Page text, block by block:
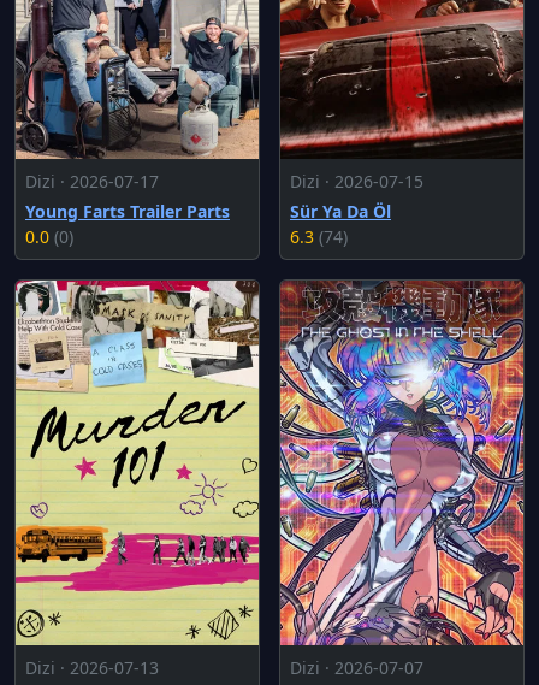
Dizi · 2026-07-17
Young Farts Trailer Parts
0.0 (0)
Dizi · 2026-07-15
Sür Ya Da Öl
6.3 (74)
Dizi · 2026-07-13
Dizi · 2026-07-07